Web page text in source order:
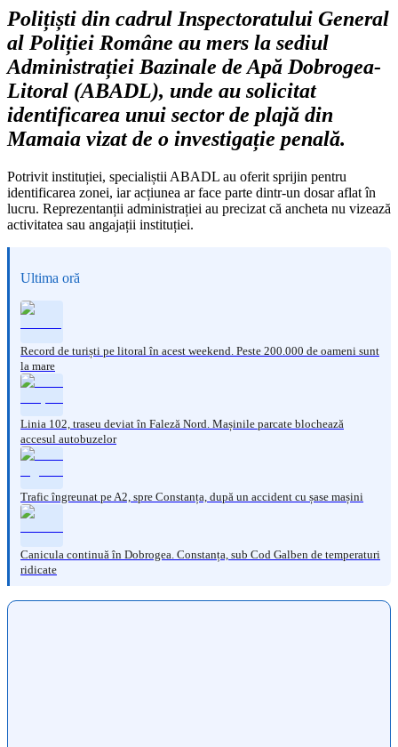
Polițiști din cadrul Inspectoratului General
al Poliției Române au mers la sediul
Administrației Bazinale de Apă Dobrogea-
Litoral (ABADL), unde au solicitat
identificarea unui sector de plajă din
Mamaia vizat de o investigație penală.
Potrivit instituției, specialiștii ABADL au oferit sprijin pentru
identificarea zonei, iar acțiunea ar face parte dintr-un dosar aflat în
lucru. Reprezentanții administrației au precizat că ancheta nu vizează
activitatea sau angajații instituției.
Ultima oră
Record de turiști pe litoral în acest weekend. Peste 200.000 de oameni sunt
la mare
Linia 102, traseu deviat în Faleză Nord. Mașinile parcate blochează
accesul autobuzelor
Trafic îngreunat pe A2, spre Constanța, după un accident cu șase mașini
Canicula continuă în Dobrogea. Constanța, sub Cod Galben de temperaturi
ridicate